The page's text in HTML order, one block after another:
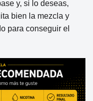
y, si lo deseas,
bien la mezcla y
para conseguir el